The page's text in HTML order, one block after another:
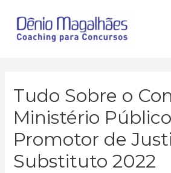
para
Tudo Sobre o
Ministério
Promotor de
Substituto 2022